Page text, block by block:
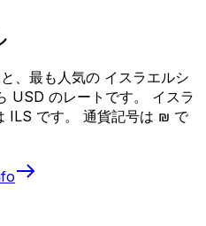
、最も人気の イスラエルシ
USD のレートです。 イスラ
ILS です。 通貨記号は ₪ で